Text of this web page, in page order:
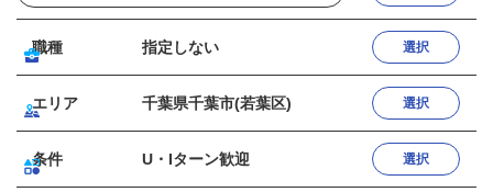
職種 指定しない 選択
エリア 千葉県千葉市(若葉区) 選択
条件 U・Iターン歓迎 選択